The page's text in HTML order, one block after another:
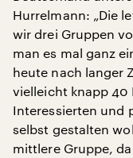
Hurrelmann: „Die
wir drei Gruppen
man es mal ganz
heute nach langer
vielleicht knapp 40
Interessierten und
selbst gestalten
mittlere Gruppe,